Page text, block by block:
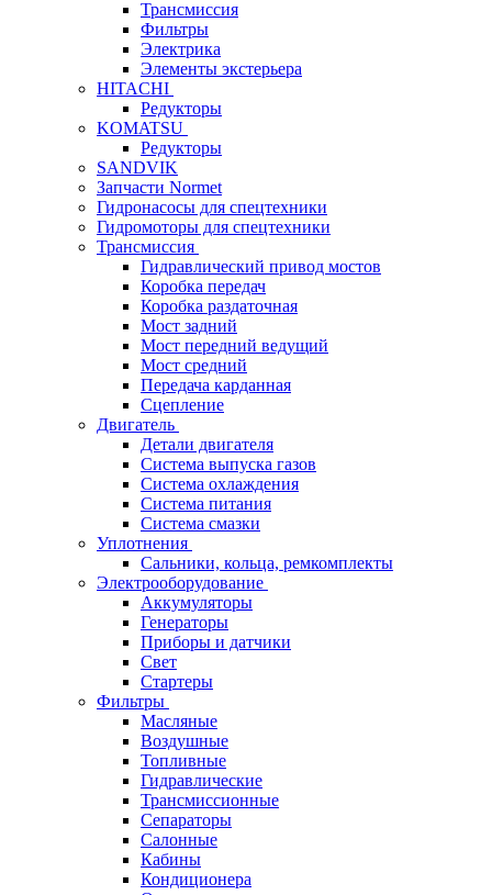
Трансмиссия
Фильтры
Электрика
Элементы экстерьера
HITACHI
Редукторы
KOMATSU
Редукторы
SANDVIK
Запчасти Normet
Гидронасосы для спецтехники
Гидромоторы для спецтехники
Трансмиссия
Гидравлический привод мостов
Коробка передач
Коробка раздаточная
Мост задний
Мост передний ведущий
Мост средний
Передача карданная
Сцепление
Двигатель
Детали двигателя
Система выпуска газов
Система охлаждения
Система питания
Система смазки
Уплотнения
Сальники, кольца, ремкомплекты
Электрооборудование
Аккумуляторы
Генераторы
Приборы и датчики
Свет
Стартеры
Фильтры
Масляные
Воздушные
Топливные
Гидравлические
Трансмиссионные
Сепараторы
Салонные
Кабины
Кондиционера